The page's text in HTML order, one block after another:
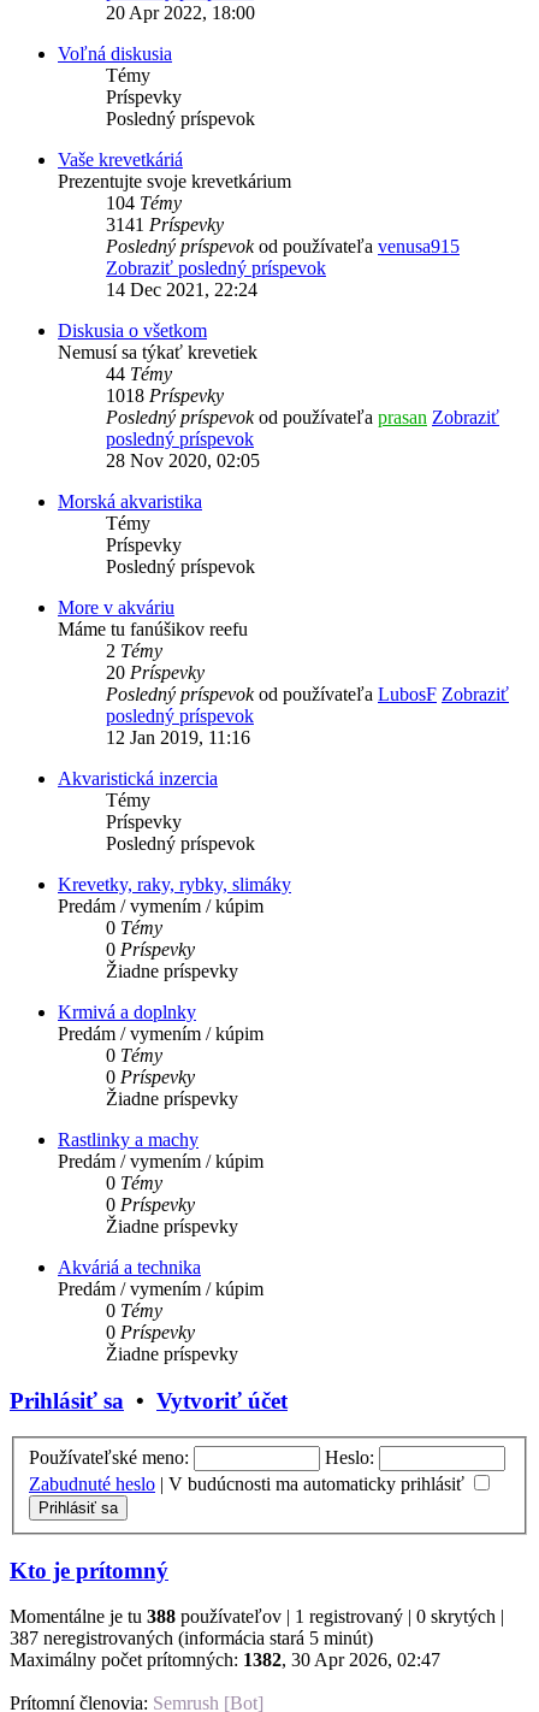
20 Apr 2022, 18:00
Voľná diskusia
Témy
Príspevky
Posledný príspevok
Vaše krevetkáriá
Prezentujte svoje krevetkárium
104 Témy
3141 Príspevky
Posledný príspevokod používateľa venusa915
Zobraziť posledný príspevok
14 Dec 2021, 22:24
Diskusia o všetkom
Nemusí sa týkať krevetiek
44 Témy
1018 Príspevky
Posledný príspevokod používateľa prasan Zobraziť
posledný príspevok
28 Nov 2020, 02:05
Morská akvaristika
Témy
Príspevky
Posledný príspevok
More v akváriu
Máme tu fanúšikov reefu
2 Témy
20 Príspevky
Posledný príspevokod používateľa LubosF Zobraziť
posledný príspevok
12 Jan 2019, 11:16
Akvaristická inzercia
Témy
Príspevky
Posledný príspevok
Krevetky, raky, rybky, slimáky
Predám / vymením / kúpim
0 Témy
0 Príspevky
Žiadne príspevky
Krmivá a doplnky
Predám / vymením / kúpim
0 Témy
0 Príspevky
Žiadne príspevky
Rastlinky a machy
Predám / vymením / kúpim
0 Témy
0 Príspevky
Žiadne príspevky
Akváriá a technika
Predám / vymením / kúpim
0 Témy
0 Príspevky
Žiadne príspevky
Prihlásiť sa • Vytvoriť účet
Používateľské meno:
Heslo:
Zabudnuté heslo | V budúcnosti ma automaticky prihlásiť
Kto je prítomný
Momentálne je tu 388 používateľov | 1 registrovaný | 0 skrytých |
387 neregistrovaných (informácia stará 5 minút)
Maximálny počet prítomných: 1382, 30 Apr 2026, 02:47
Prítomní členovia: Semrush [Bot]